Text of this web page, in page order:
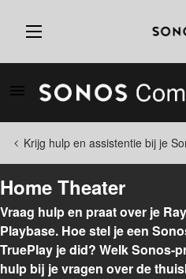
Krijg hulp en assistentie bij je
Home Theater
Vraag hulp en praat over je
Playbase. Hoe stel je een
TruePlay je did? Welk Sonos-
hulp bij je vragen over de